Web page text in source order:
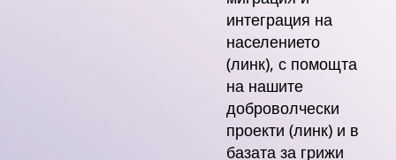
интеграция на
населението
(линк), с помощта
на нашите
доброволчески
проекти (линк) и в
базата за грижи